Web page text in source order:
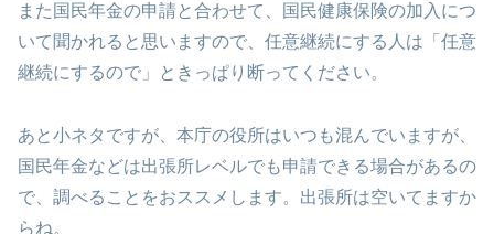
また国民年金の申請と合わせて、国民健康保険の加入につ
いて聞かれると思いますので、任意継続にする人は「任意
継続にするので」ときっぱり断ってください。
あと小ネタですが、本庁の役所はいつも混んでいますが、
国民年金などは出張所レベルでも申請できる場合があるの
で、調べることをおススメします。出張所は空いてますか
らね。